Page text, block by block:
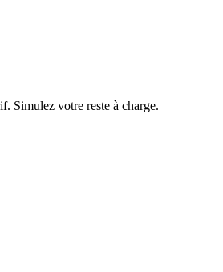
Simulez votre reste à charge.